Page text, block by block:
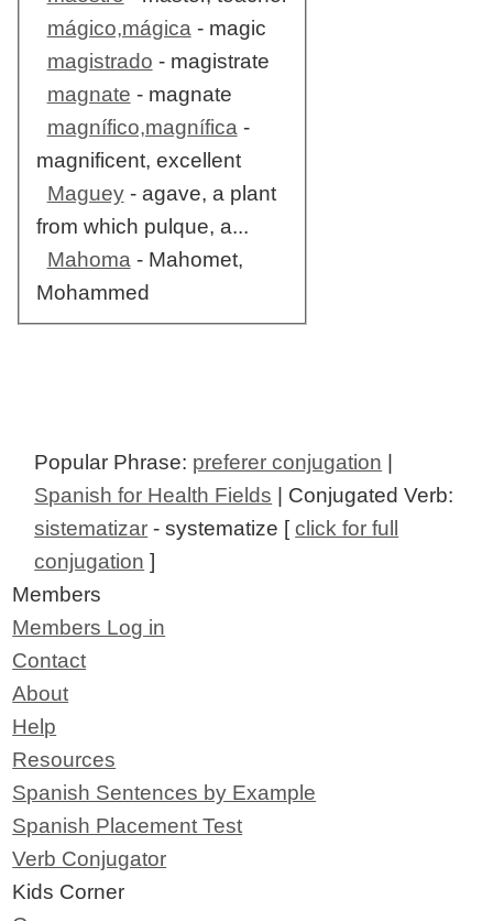
mágico,mágica - magic
magistrado - magistrate
magnate - magnate
magnífico,magnífica -
magnificent, excellent
Maguey- agave, a plant
from which pulque, a...
Mahoma - Mahomet,
Mohammed
Popular Phrase: preferer conjugation
Spanish for Health Fields | Conjugated Verb:
sistematizar - systematize [click for full
conjugation ]
Members
Members Log in
Contact
About
Help
Resources
Spanish Sentences by Example
Spanish Placement Test
Verb Conjugator
Kids Corner